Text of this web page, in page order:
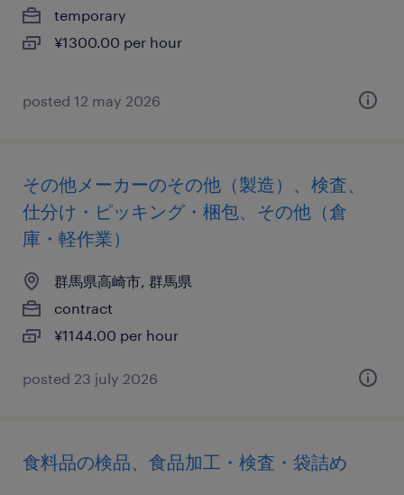
temporary
¥1300.00 per hour
posted 12 may 2026
その他メーカーのその他（製造）、検査、
仕分け・ピッキング・梱包、その他（倉
庫・軽作業）
群馬県高崎市, 群馬県
contract
¥1144.00 per hour
posted 23 july 2026
食料品の検品、食品加工・検査・袋詰め